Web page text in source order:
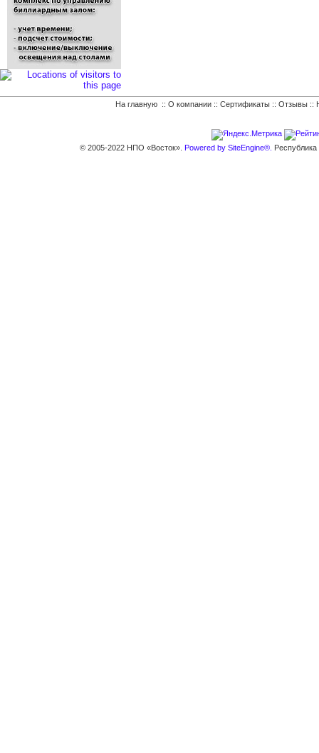
На главную :: О компании :: Сертификаты :: Отзывы ::
© 2005-2022 НПО «Восток». Powered by SiteEngine®.